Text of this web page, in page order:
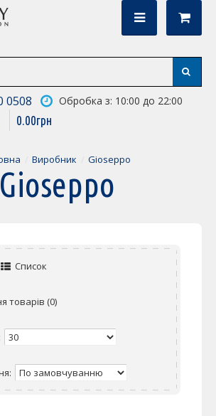
0508 Обробка з: 10:00 до 22:00
0.00грн
Виробник Gioseppo
Gioseppo
Список
товарів (0)